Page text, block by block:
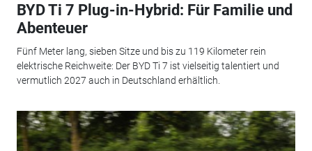
BYD Ti 7 Plug-in-Hybrid: Für Familie und
Abenteuer
Fünf Meter lang, sieben Sitze und bis zu 119 Kilometer rein
elektrische Reichweite: Der BYD Ti 7 ist vielseitig talentiert und
vermutlich 2027 auch in Deutschland erhältlich.